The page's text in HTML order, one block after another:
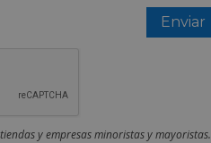
y empresas minoristas y mayoristas.